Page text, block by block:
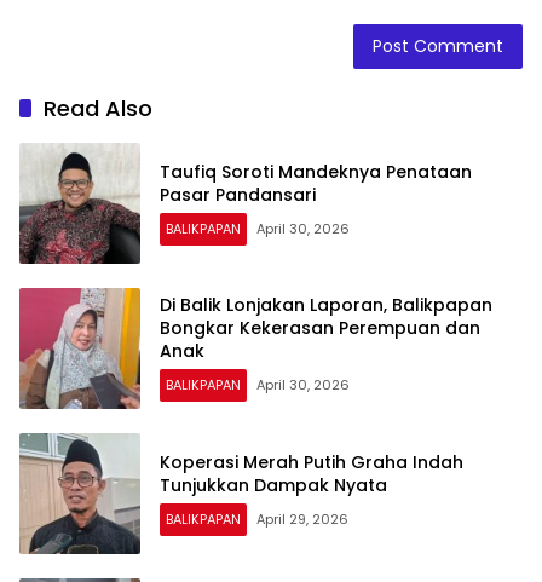
Read Also
Taufiq Soroti Mandeknya Penataan
Pasar Pandansari
BALIKPAPAN April 30, 2026
Di Balik Lonjakan Laporan, Balikpapan
Bongkar Kekerasan Perempuan dan
Anak
BALIKPAPAN April 30, 2026
Koperasi Merah Putih Graha Indah
Tunjukkan Dampak Nyata
BALIKPAPAN April 29, 2026